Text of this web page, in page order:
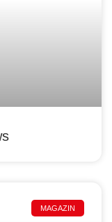
MAGAZIN